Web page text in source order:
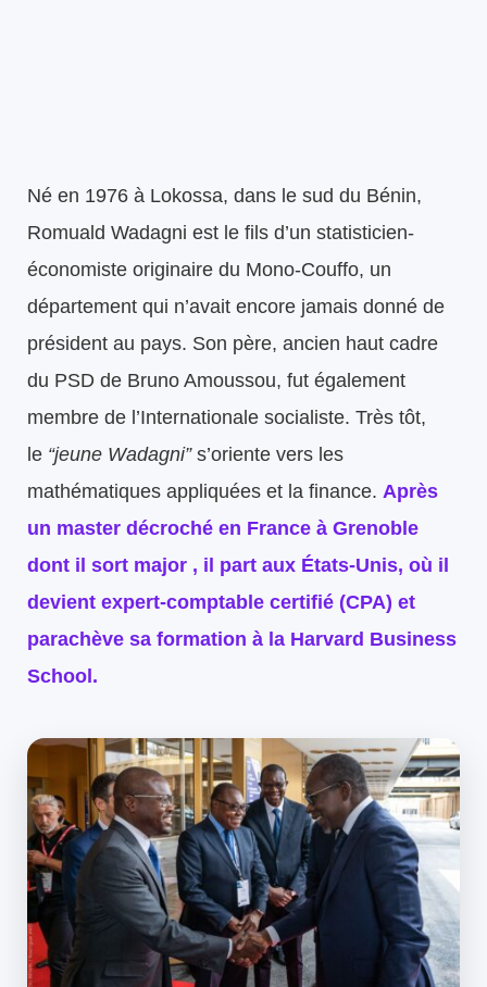
Né en 1976 à Lokossa, dans le sud du Bénin,
Romuald Wadagni est le fils d’un statisticien-
économiste originaire du Mono-Couffo, un
département qui n’avait encore jamais donné de
président au pays. Son père, ancien haut cadre
du PSD de Bruno Amoussou, fut également
membre de l’Internationale socialiste. Très tôt,
le “jeune Wadagni”s’oriente vers les
mathématiques appliquées et la finance. Après
un master décroché en France à Grenoble
dont il sort major , il part aux États-Unis, où il
devient expert-comptable certifié (CPA) et
parachève sa formation à la Harvard Business
School.